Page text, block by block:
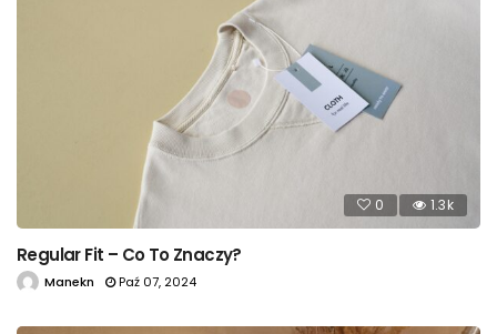
0 1.3k
Regular Fit – Co To Znaczy?
Manekn Paź 07, 2024